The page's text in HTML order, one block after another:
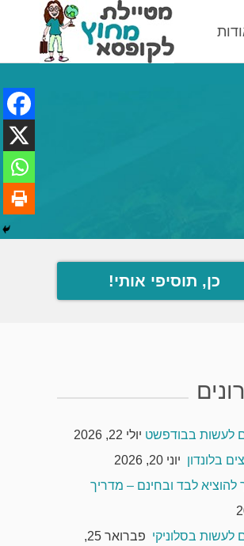
כן, תוסיפי אותי!
לעשות בבודפשט יולי 22, 2026
בלונדון יוני 20, 2026
להוציא לבד ובחינם – מדריך
לעשות בסלוניקי
פברואר 25,